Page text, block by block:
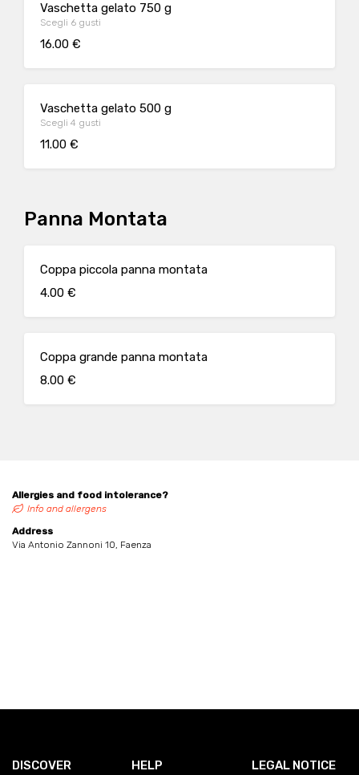
Vaschetta gelato 750 g
Scegli 6 gusti
16.00 €
Vaschetta gelato 500 g
Scegli 4 gusti
11.00 €
Panna Montata
Coppa piccola panna montata
4.00 €
Coppa grande panna montata
8.00 €
Allergies and food intolerance?
Info and allergens
Address
Via Antonio Zannoni 10, Faenza
DISCOVER HELP LEGAL NOTICE